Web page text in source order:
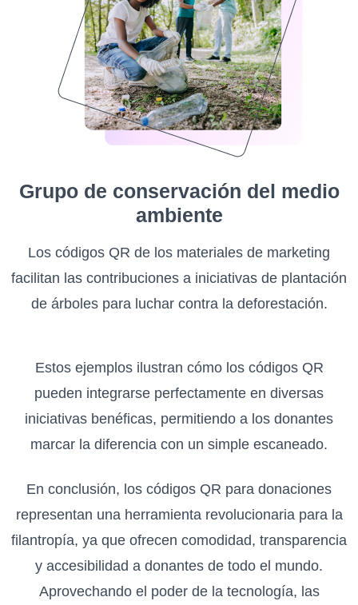
Grupo de conservación del medio
ambiente
Los códigos QR de los materiales de marketing
facilitan las contribuciones a iniciativas de plantación
de árboles para luchar contra la deforestación.
Estos ejemplos ilustran cómo los códigos QR
pueden integrarse perfectamente en diversas
iniciativas benéficas, permitiendo a los donantes
marcar la diferencia con un simple escaneado.
En conclusión, los códigos QR para donaciones
representan una herramienta revolucionaria para la
filantropía, ya que ofrecen comodidad, transparencia
y accesibilidad a donantes de todo el mundo.
Aprovechando el poder de la tecnología, las